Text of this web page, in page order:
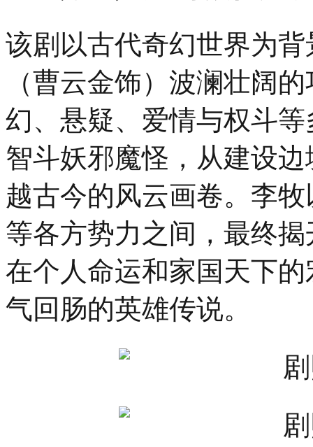
该剧以古代奇幻世界为
（曹云金饰）波澜壮阔
幻、悬疑、爱情与权斗
智斗妖邪魔怪，从建设
越古今的风云画卷。李
等各方势力之间，最终
在个人命运和家国天下
气回肠的英雄传说。